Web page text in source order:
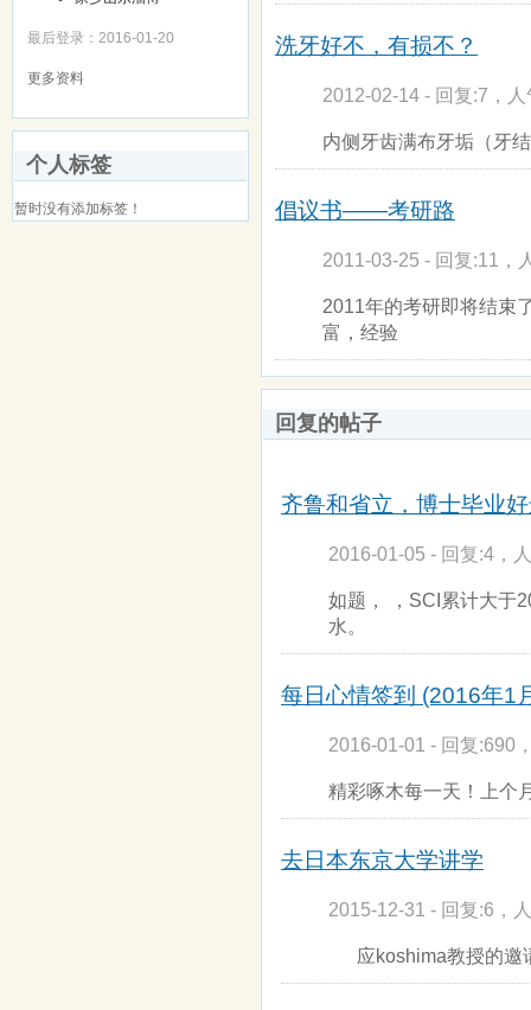
最后登录：2016-01-20
更多资料
个人标签
暂时没有添加标签！
洗牙好不，有损不？
2012-02-14 - 回复:7，
内侧牙齿满布牙垢（牙
倡议书——考研路
2011-03-25 - 回复:11，
2011年的考研即将结束
富，经验
回复的帖子
齐鲁和省立，博士毕业
2016-01-05 - 回复:4，
如题， ，SCI累计大于
水。
每日心情签到 (2016年1
2016-01-01 - 回复:690
精彩啄木每一天！上个
去日本东京大学讲学
2015-12-31 - 回复:6，
应koshima教授的邀